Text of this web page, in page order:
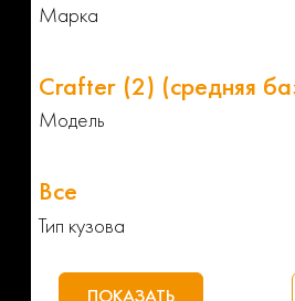
Марка
Модель
Тип кузова